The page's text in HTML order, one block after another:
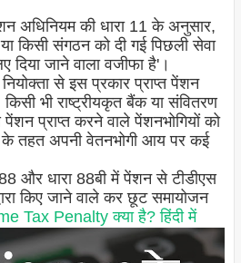
अधिनियम की धारा 11 के अनुसार,
किसी संगठन को दी गई पिछली सेवा
दिया जाने वाला वजीफा है'।
से इस प्रकार प्राप्त पेंशन
भी राष्ट्रीयकृत बैंक या संवितरण
प्राप्त करने वाले पेंशनभोगियों को
के तहत अपनी वेतनभोगी आय पर कई
और धारा 88बी में पेंशन से टीडीएस
किए जाने वाले कर छूट समायोजन
Tax Penalty क्या है? हिंदी में